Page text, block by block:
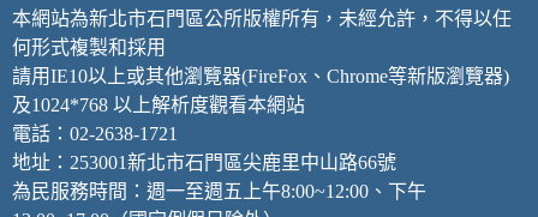
本網站為新北市石門區公所版權所有，未經允許，不得以任
何形式複製和採用
請用IE10以上或其他瀏覽器(FireFox、Chrome等新版瀏覽器)
及1024*768 以上解析度觀看本網站
電話：02-2638-1721
地址：253001新北市石門區尖鹿里中山路66號
為民服務時間：週一至週五上午8:00~12:00、下午